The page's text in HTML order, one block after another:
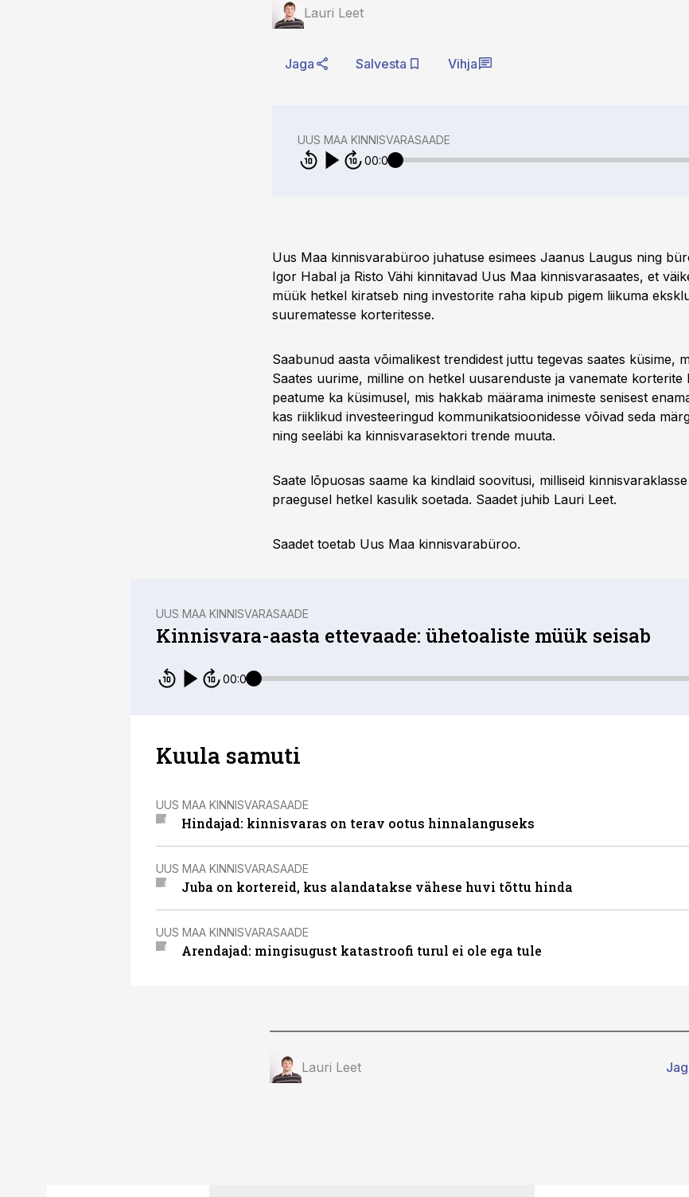
Lauri Leet
Jaga Salvesta Vihja
UUS MAA KINNISVARASAADE
00:00
Uus Maa kinnisvarabüroo juhatuse esimees Jaanus Laugus ning
Igor Habal ja Risto Vähi kinnitavad Uus Maa kinnisvarasaates, et
müük hetkel kiratseb ning investorite raha kipub pigem liikuma
suurematesse korteritesse.
Saabunud aasta võimalikest trendidest juttu tegevas saates küsime,
Saates uurime, milline on hetkel uusarenduste ja vanemate korterite
peatume ka küsimusel, mis hakkab määrama inimeste senisest
kas riiklikud investeeringud kommunikatsioonidesse võivad seda
ning seeläbi ka kinnisvarasektori trende muuta.
Saate lõpuosas saame ka kindlaid soovitusi, milliseid
praegusel hetkel kasulik soetada. Saadet juhib Lauri Leet.
Saadet toetab Uus Maa kinnisvarabüroo.
UUS MAA KINNISVARASAADE
Kinnisvara-aasta ettevaade: ühetoaliste müük seisab
00:00
Kuula samuti
UUS MAA KINNISVARASAADE
Hindajad: kinnisvaras on terav ootus hinnalanguseks
UUS MAA KINNISVARASAADE
Juba on kortereid, kus alandatakse vähese huvi tõttu hinda
UUS MAA KINNISVARASAADE
Arendajad: mingisugust katastroofi turul ei ole ega tule
Lauri Leet